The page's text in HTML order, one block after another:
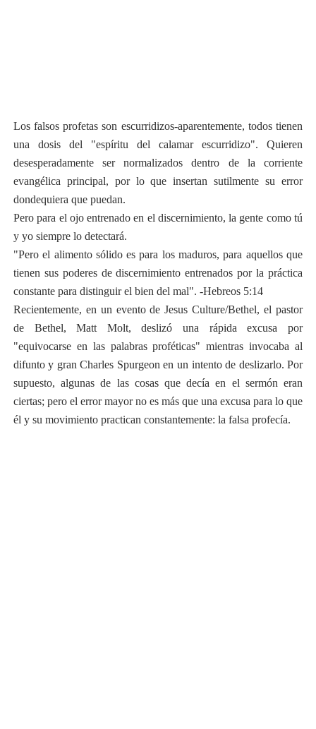
Los falsos profetas son escurridizos-aparentemente, todos tienen
una dosis del "espíritu del calamar escurridizo". Quieren
desesperadamente ser normalizados dentro de la corriente
evangélica principal, por lo que insertan sutilmente su error
dondequiera que puedan.
Pero para el ojo entrenado en el discernimiento, la gente como tú
y yo siempre lo detectará.
"Pero el alimento sólido es para los maduros, para aquellos que
tienen sus poderes de discernimiento entrenados por la práctica
constante para distinguir el bien del mal". -Hebreos 5:14
Recientemente, en un evento de Jesus Culture/Bethel, el pastor
de Bethel, Matt Molt, deslizó una rápida excusa por
"equivocarse en las palabras proféticas" mientras invocaba al
difunto y gran Charles Spurgeon en un intento de deslizarlo. Por
supuesto, algunas de las cosas que decía en el sermón eran
ciertas; pero el error mayor no es más que una excusa para lo que
él y su movimiento practican constantemente: la falsa profecía.